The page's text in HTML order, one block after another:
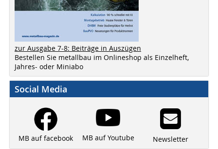
zur Ausgabe 7-8: Beiträge in Auszügen
Bestellen Sie metallbau im Onlineshop als Einzelheft,
Jahres- oder Miniabo
Social Media
MB auf facebook MB auf Youtube Newsletter